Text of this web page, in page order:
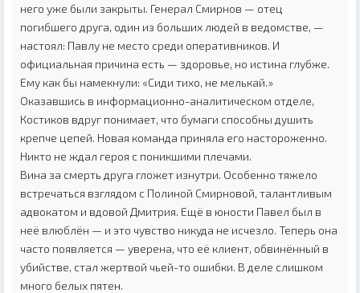
него уже были закрыты. Генерал Смирнов — отец
погибшего друга, один из больших людей в ведомстве, —
настоял: Павлу не место среди оперативников. И
официальная причина есть — здоровье, но истина глубже.
Ему как бы намекнули: «Сиди тихо, не мелькай.»
Оказавшись в информационно-аналитическом отделе,
Костиков вдруг понимает, что бумаги способны душить
крепче цепей. Новая команда приняла его настороженно.
Никто не ждал героя с поникшими плечами.
Вина за смерть друга гложет изнутри. Особенно тяжело
встречаться взглядом с Полиной Смирновой, талантливым
адвокатом и вдовой Дмитрия. Ещё в юности Павел был в
неё влюблён — и это чувство никуда не исчезло. Теперь она
часто появляется — уверена, что её клиент, обвинённый в
убийстве, стал жертвой чьей-то ошибки. В деле слишком
много белых пятен.